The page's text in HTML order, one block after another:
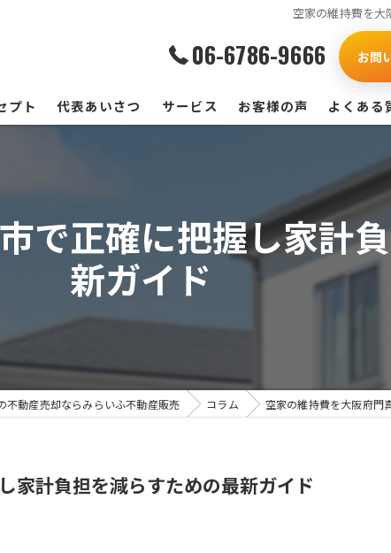
空家の維持費を
06-6786-9666 お問
プト 代表あいさつ サービス お客様の声 よくある
で正確に把握し家計
新ガイド
不動産売却ならみらいふ不動産販売 コラム 空家の維持費を大阪府門
家計負担を減らすための最新ガイド